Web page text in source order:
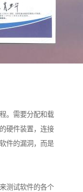
。需要分配和载
硬件装置，连接
件的漏洞，而是
测试软件的各个